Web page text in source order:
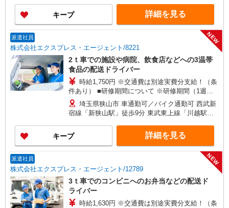
2）
キープ 詳細を見る
派遣社員
株式会社エクスプレス・エージェント/8221
NEW
2ｔ車での施設や病院、飲食店などへの3温帯
食品の配送ドライバー
時給1,750円 ※交通費は別途実費分支給！（条
件あり） ■研修期間について ※研修期間（1週間
程）は、時給1,600円（日収16,800円〜）となりま
す。
埼玉県狭山市 車通勤可／バイク通勤可 西武新
宿線「新狭山駅」徒歩9分 東武東上線「川越駅」
キープ 詳細を見る
派遣社員
株式会社エクスプレス・エージェント/12789
NEW
3ｔ車でのコンビニへのお弁当などの配送ド
ライバー
時給1,630円 ※交通費は別途実費分支給！（条